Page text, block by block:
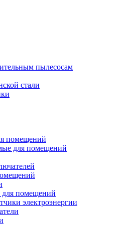
пылесосам
стали
помещений
для помещений
помещений
электроэнергии